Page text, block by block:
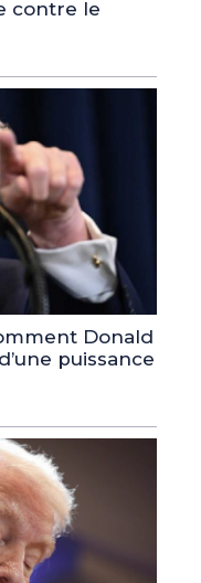
contre le
Donald
puissance